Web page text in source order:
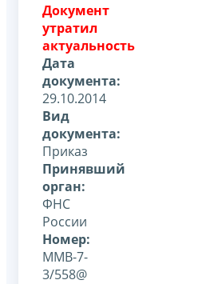
Документ
утратил
актуальность
Дата
документа:
29.10.2014
Вид
документа:
Приказ
Принявший
орган:
ФНС
России
Номер:
ММВ-7-
3/558@